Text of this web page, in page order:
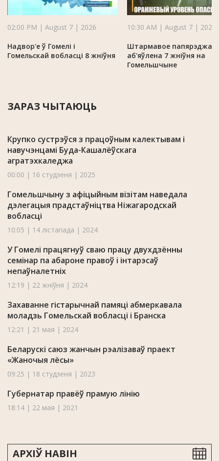
02:00 PM | August 7 | 2026
Надвор'е ў Гомелі і
Гомельскай вобласці 8 жніўня
10:30 AM | August 7 | 2026
Штармавое
аб'яўлена 7 жніўня на
Гомельшчыне
ЗАРАЗ ЧЫТАЮЦЬ
Крупко сустрэўся з працоўным калектывам і
навучэнцамі Буда-Кашалёўскага
агратэхкаледжа
00:00 | 16 студзеня | 2025
Гомельшчыну з афіцыйным візітам наведала
дэлегацыя прадстаўніцтва Ніжагародскай
вобласці
10:05 | 14 лістапада | 2024
У Гомелі працягнуў сваю працу двухдзённы
семінар па абароне правоў і інтарэсаў
непаўналетніх
12:19 | 22 жніўня | 2024
Захаванне гістарычнай памяці абмеркавала
моладзь Гомельскай вобласці і Бранска
12:21 | 21 мая | 2024
Беларускі саюз жанчын рэалізаваў праект
«Жаночыя лёсы»
09:25 | 18 студзеня | 2023
Губернатар правёў прамую лінію
18:14 | 22 мая | 2021
АРХІЎ НАВІН